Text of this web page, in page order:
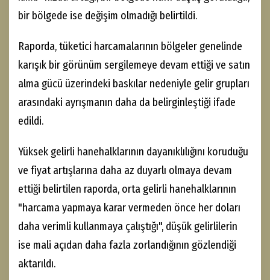
bir bölgede ise değişim olmadığı belirtildi.
Raporda, tüketici harcamalarının bölgeler genelinde
karışık bir görünüm sergilemeye devam ettiği ve satın
alma gücü üzerindeki baskılar nedeniyle gelir grupları
arasındaki ayrışmanın daha da belirginleştiği ifade
edildi.
Yüksek gelirli hanehalklarının dayanıklılığını koruduğu
ve fiyat artışlarına daha az duyarlı olmaya devam
ettiği belirtilen raporda, orta gelirli hanehalklarının
"harcama yapmaya karar vermeden önce her doları
daha verimli kullanmaya çalıştığı", düşük gelirlilerin
ise mali açıdan daha fazla zorlandığının gözlendiği
aktarıldı.